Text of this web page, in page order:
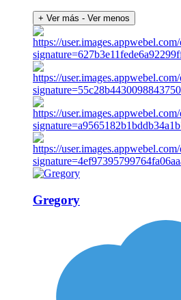
+ Ver más - Ver menos
Gregory